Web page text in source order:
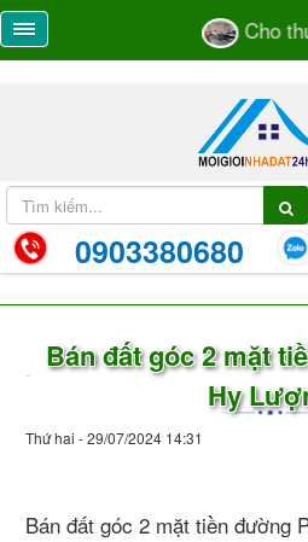
Cho
0903380680
Bán đất góc 2 mặt
Hy
Thứ hai - 29/07/2024 14:31
Bán đất góc 2 mặt tiền đường